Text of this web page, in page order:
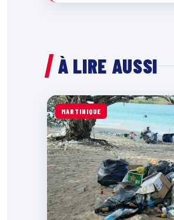
À LIRE AUSSI
MARTINIQUE